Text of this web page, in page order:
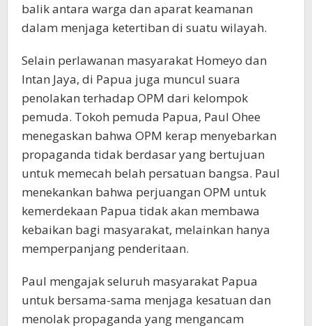
balik antara warga dan aparat keamanan
dalam menjaga ketertiban di suatu wilayah.
Selain perlawanan masyarakat Homeyo dan
Intan Jaya, di Papua juga muncul suara
penolakan terhadap OPM dari kelompok
pemuda. Tokoh pemuda Papua, Paul Ohee
menegaskan bahwa OPM kerap menyebarkan
propaganda tidak berdasar yang bertujuan
untuk memecah belah persatuan bangsa. Paul
menekankan bahwa perjuangan OPM untuk
kemerdekaan Papua tidak akan membawa
kebaikan bagi masyarakat, melainkan hanya
memperpanjang penderitaan.
Paul mengajak seluruh masyarakat Papua
untuk bersama-sama menjaga kesatuan dan
menolak propaganda yang mengancam